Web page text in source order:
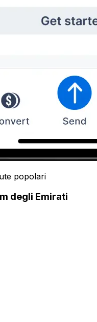
popolari
degli Emirati